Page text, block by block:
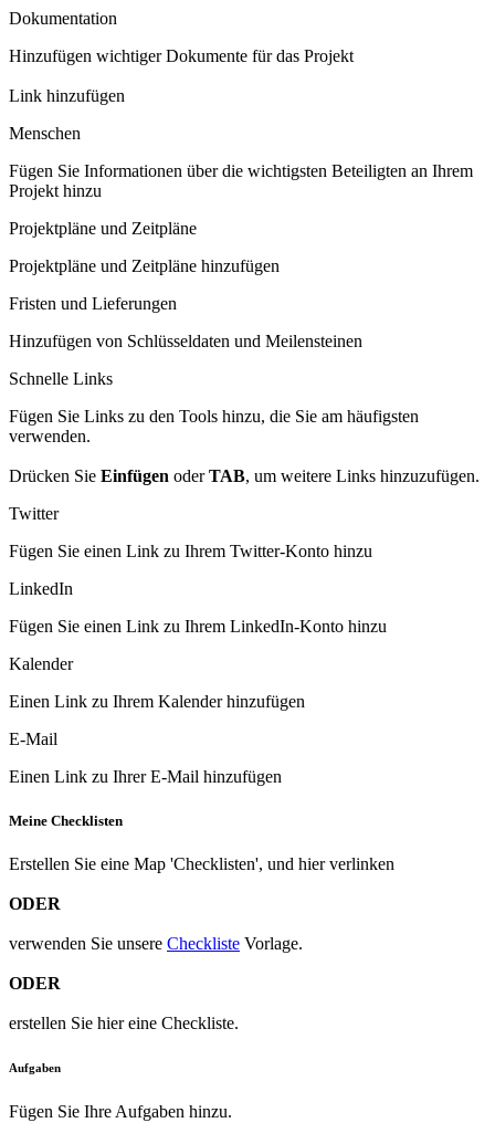
Dokumentation
Hinzufügen wichtiger Dokumente für das Projekt
Link hinzufügen
Menschen
Fügen Sie Informationen über die wichtigsten Beteiligten an Ihrem
Projekt hinzu
Projektpläne und Zeitpläne
Projektpläne und Zeitpläne hinzufügen
Fristen und Lieferungen
Hinzufügen von Schlüsseldaten und Meilensteinen
Schnelle Links
Fügen Sie Links zu den Tools hinzu, die Sie am häufigsten
verwenden.
Drücken Sie Einfügen oderTAB, um weitere Links hinzuzufügen.
Twitter
Fügen Sie einen Link zu Ihrem Twitter-Konto hinzu
LinkedIn
Fügen Sie einen Link zu Ihrem LinkedIn-Konto hinzu
Kalender
Einen Link zu Ihrem Kalender hinzufügen
E-Mail
Einen Link zu Ihrer E-Mail hinzufügen
Meine Checklisten
Erstellen Sie eine Map 'Checklisten', und hier verlinken
ODER
verwenden Sie unsere Checkliste Vorlage.
ODER
erstellen Sie hier eine Checkliste.
Aufgaben
Fügen Sie Ihre Aufgaben hinzu.